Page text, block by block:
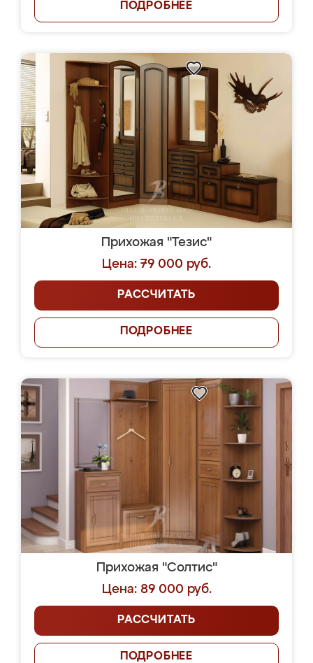
ПОДРОБНЕЕ
Прихожая "Тезис"
Цена: 79 000 руб.
РАССЧИТАТЬ
ПОДРОБНЕЕ
Прихожая "Солтис"
Цена: 89 000 руб.
РАССЧИТАТЬ
ПОДРОБНЕЕ